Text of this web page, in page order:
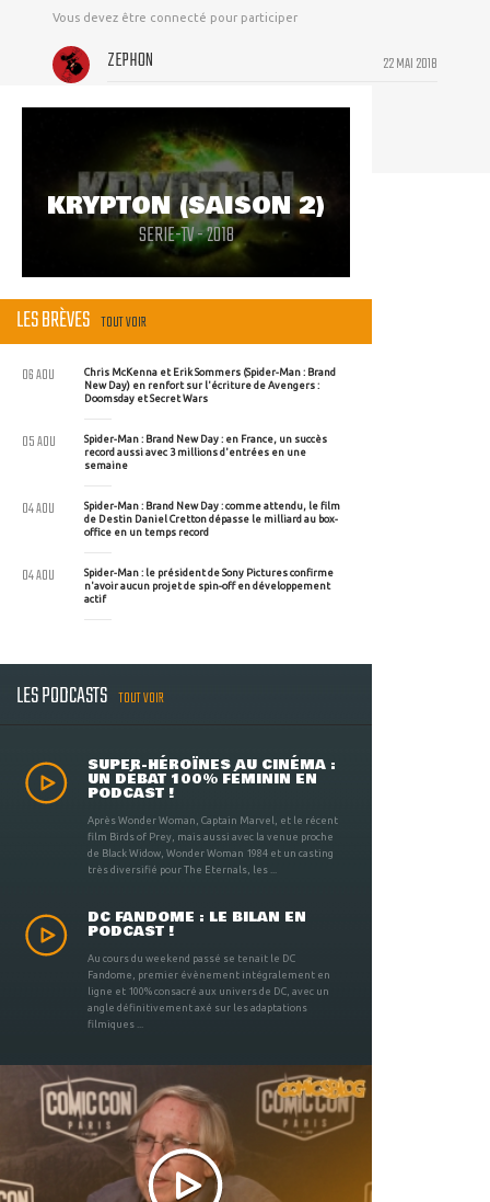
Vous devez être connecté pour participer
22 MAI 2018
ZEPHON
KRYPTON (SAISON 2)
SERIE-TV - 2018
LES BRÈVES TOUT VOIR
Chris McKenna et Erik Sommers (Spider-Man : Brand
New Day) en renfort sur l'écriture de Avengers :
Doomsday et Secret Wars
06 AOU
Spider-Man : Brand New Day : en France, un succès
record aussi avec 3 millions d'entrées en une
semaine
05 AOU
Spider-Man : Brand New Day : comme attendu, le film
de Destin Daniel Cretton dépasse le milliard au box-
office en un temps record
04 AOU
Spider-Man : le président de Sony Pictures confirme
n'avoir aucun projet de spin-off en développement
actif
04 AOU
LES PODCASTS TOUT VOIR
SUPER-HÉROÏNES AU CINÉMA :
UN DÉBAT 100% FÉMININ EN
PODCAST !
Après Wonder Woman, Captain Marvel, et le récent
film Birds of Prey, mais aussi avec la venue proche
de Black Widow, Wonder Woman 1984 et un casting
très diversifié pour The Eternals, les ...
DC FANDOME : LE BILAN EN
PODCAST !
Au cours du weekend passé se tenait le DC
Fandome, premier évènement intégralement en
ligne et 100% consacré aux univers de DC, avec un
angle définitivement axé sur les adaptations
filmiques ...